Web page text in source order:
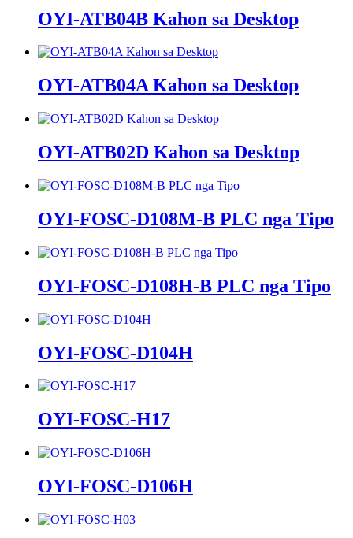
OYI-ATB04B Kahon sa Desktop
OYI-ATB04A Kahon sa Desktop
OYI-ATB02D Kahon sa Desktop
OYI-FOSC-D108M-B PLC nga Tipo
OYI-FOSC-D108H-B PLC nga Tipo
OYI-FOSC-D104H
OYI-FOSC-H17
OYI-FOSC-D106H